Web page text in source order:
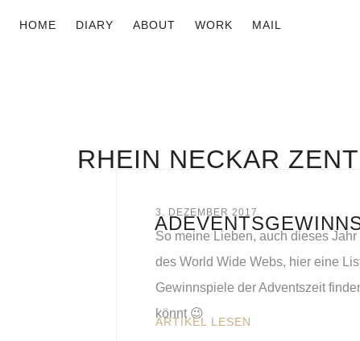
HOME DIARY ABOUT WORK MAIL
RHEIN NECKAR
3. DEZEMBER 2017
So meine Lieben, auch dieses
des World Wide Webs, hier eine
Gewinnspiele der Adventszeit
könnt 😉
ARTIKEL LESEN